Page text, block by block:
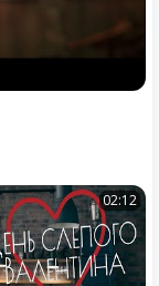
02:12